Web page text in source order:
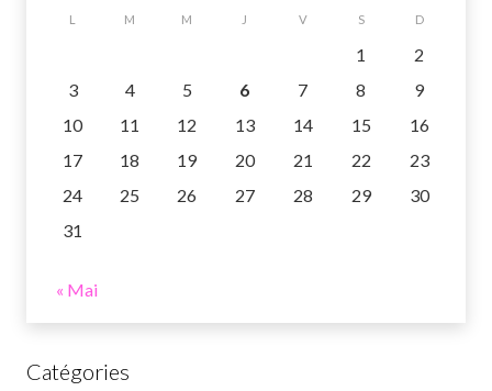
L M M J V S D
1
2
3
4 5 6 7 8
9
10
11 12 13 14 15
16
17
18 19 20 21 22
23
24
25 26 27 28 29
30
31
« Mai
Catégories